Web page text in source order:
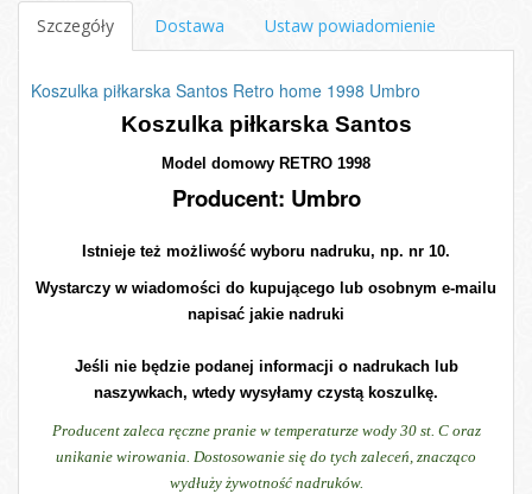
Szczegóły Dostawa Ustaw powiadomienie
Koszulka piłkarska Santos Retro home 1998 Umbro
Koszulka piłkarska Santos
Model domowy RETRO 1998
Producent: Umbro
Istnieje też możliwość wyboru nadruku, np. nr 10.
Wystarczy w wiadomości do kupującego lub osobnym e-mailu
napisać jakie nadruki
Jeśli nie będzie podanej informacji o nadrukach lub
naszywkach, wtedy wysyłamy czystą koszulkę.
Producent zaleca ręczne pranie w temperaturze wody 30 st. C oraz
unikanie wirowania. Dostosowanie się do tych zaleceń, znacząco
wydłuży żywotność nadruków.